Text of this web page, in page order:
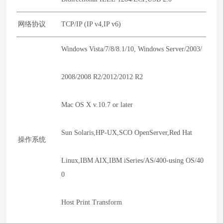
网络协议 TCP/IP (IP v4,IP v6)
操作系统
Windows Vista/7/8/8.1/10, Windows Server/2003/
2008/2008 R2/2012/2012 R2
Mac OS X v.10.7 or later
Sun Solaris,HP-UX,SCO OpenServer,Red Hat
Linux,IBM AIX,IBM iSeries/AS/400-using OS/40
0
Host Print Transform